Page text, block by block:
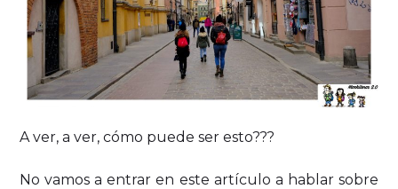
A ver, a ver, cómo puede ser esto???
No vamos a entrar en este artículo a hablar sobre